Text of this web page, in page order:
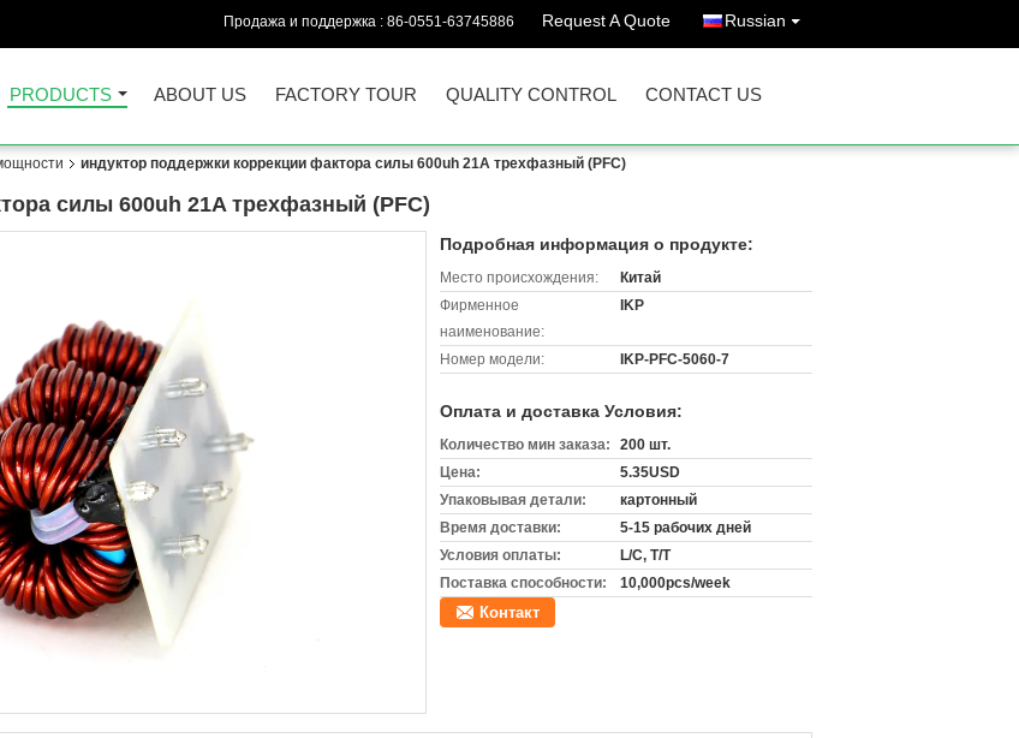
Продажа и поддержка : 86-0551-63745886 Request A Quote Russian
PRODUCTS ABOUT US FACTORY TOUR QUALITY CONTROL CONTACT US
индуктор поддержки коррекции фактора силы 600uh 21A трехфазный (PFC)
силы 600uh 21A трехфазный (PFC)
Подробная информация о продукте:
Место происхождения:
Китай
Фирменное
наименование:
IKP
Номер модели: IKP-PFC-5060-7
Оплата и доставка Условия:
Количество мин заказа:
200 шт.
Цена:
5.35USD
Упаковывая детали:
картонный
Время доставки:
5-15 рабочих дней
Условия оплаты:
L/C, T/T
Поставка способности:
10,000pcs/week
Контакт